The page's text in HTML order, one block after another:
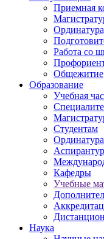
Приемная
Работа со
Общежитие
Образование
Учебная
Студентам
Ординатура
Кафедры
Учебные
Наука